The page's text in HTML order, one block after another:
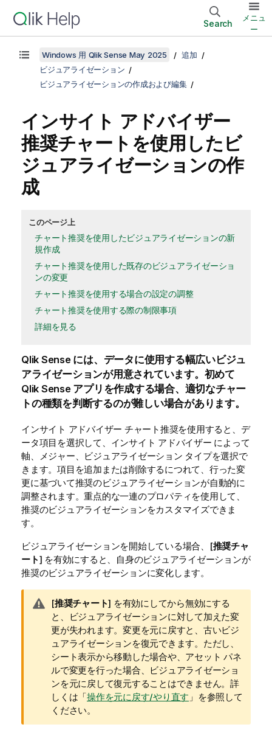
Search
メニュ
ー
Windows 用 Qlik Sense May 2025
追加
ビジュアライゼーション
ビジュアライゼーションの作成および編集
インサイト アドバイザー
推奨チャートを使用したビ
ジュアライゼーションの作
成
このページ上
チャート推奨を使用したビジュアライゼーションの新
規作成
チャート推奨を使用した既存のビジュアライゼーショ
ンの変更
チャート推奨を使用する場合の設定の調整
チャート推奨を使用する際の制限事項
詳細を見る
Qlik Senseには、データに使用する幅広いビジュ
アライゼーションが用意されています。初めて
Qlik Senseアプリを作成する場合、適切なチャー
トの種類を判断するのが難しい場合があります。
インサイト アドバイザー チャート推奨を使用すると、デ
ータ項目を選択して、 インサイト アドバイザー によって
軸、メジャー、ビジュアライゼーション タイプを選択で
きます。項目を追加または削除するにつれて、行った変
更に基づいて推奨のビジュアライゼーションが自動的に
調整されます。重点的な一連のプロパティを使用して、
推奨のビジュアライゼーションをカスタマイズできま
す。
ビジュアライゼーションを開始している場合、[推奨チャ
ート] を有効にすると、自身のビジュアライゼーションが
推奨のビジュアライゼーションに変化します。
警
告
メ
モ
[推奨チャート] を有効にしてから無効にする
と、ビジュアライゼーションに対して加えた変
更が失われます。変更を元に戻すと、古いビジ
ュアライゼーションを復元できます。ただし、
シート表示から移動した場合や、アセット パネ
ルで変更を行った場合、ビジュアライゼーショ
ンを元に戻して復元することはできません。 詳
しくは「操作を元に戻す/やり直す 」を参照して
ください。